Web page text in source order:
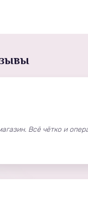
Всё чётко и